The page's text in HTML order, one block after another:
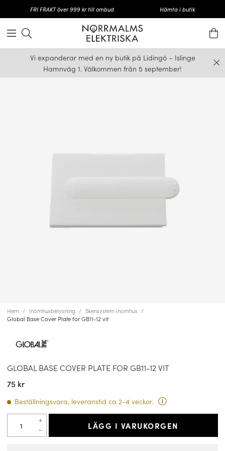
FRI FRAKT över 999 kr till ombud Hämta i butik
Vi expanderar med en ny butik på Lidingö – Islinge
Hamnväg 1. Välkommen från 5 september!
Hem Inomhusbelysning
Skensystem inomhus
Global Base Cover Plate for GB11-12 vit
GLOBAL BASE COVER PLATE FOR GB11-12 VIT
75 kr
Beställningsvara, leveranstid ca 2-4 veckor.
LÄGG I VARUKORGEN